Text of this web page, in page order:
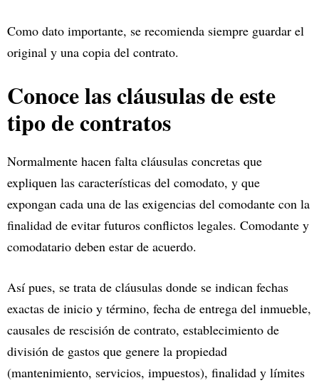
Como dato importante, se recomienda siempre guardar el
original y una copia del contrato.
Conoce las cláusulas de este
tipo de contratos
Normalmente hacen falta cláusulas concretas que
expliquen las características del comodato, y que
expongan cada una de las exigencias del comodante con la
finalidad de evitar futuros conflictos legales. Comodante y
comodatario deben estar de acuerdo.
Así pues, se trata de cláusulas donde se indican fechas
exactas de inicio y término, fecha de entrega del inmueble,
causales de rescisión de contrato, establecimiento de
división de gastos que genere la propiedad
(mantenimiento, servicios, impuestos), finalidad y límites